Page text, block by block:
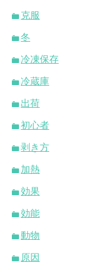
克服
冬
冷凍保存
冷蔵庫
出荷
初心者
剥き方
加熱
効果
効能
動物
原因